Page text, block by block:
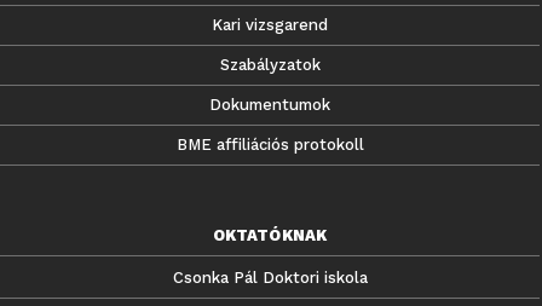
Kari vizsgarend
Szabályzatok
Dokumentumok
BME affiliációs protokoll
OKTATÓKNAK
Csonka Pál Doktori iskola